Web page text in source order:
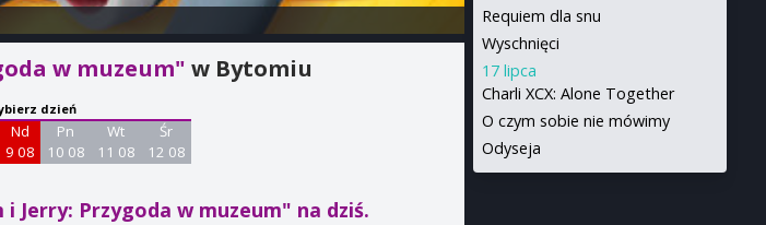
w muzeum"w Bytomiu
dzień
Nd
9 08
Pn
10 08
Wt
11 08
Śr
12 08
Jerry: Przygoda w muzeum" na dziś.
Requiem dla snu
Wyschnięci
17 lipca
Charli XCX: Alone Together
O czym sobie nie mówimy
Odyseja